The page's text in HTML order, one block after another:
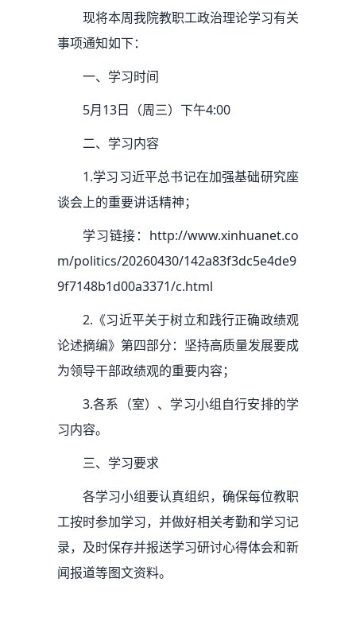
现将本周我院教职工政治理论学习有关
事项通知如下：
一、学习时间
5月13日（周三）下午4:00
二、学习内容
1.学习习近平总书记在加强基础研究座
谈会上的重要讲话精神；
学习链接：http://www.xinhuanet.co
m/politics/20260430/142a83f3dc5e4de9
9f7148b1d00a3371/c.html
2.《习近平关于树立和践行正确政绩观
论述摘编》第四部分：坚持高质量发展要成
为领导干部政绩观的重要内容；
3.各系（室）、学习小组自行安排的学
习内容。
三、学习要求
各学习小组要认真组织，确保每位教职
工按时参加学习，并做好相关考勤和学习记
录，及时保存并报送学习研讨心得体会和新
闻报道等图文资料。